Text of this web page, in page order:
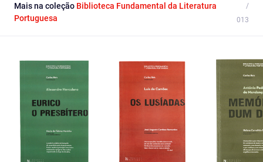
Mais na coleção Biblioteca Fundamental da Literatura
Portuguesa